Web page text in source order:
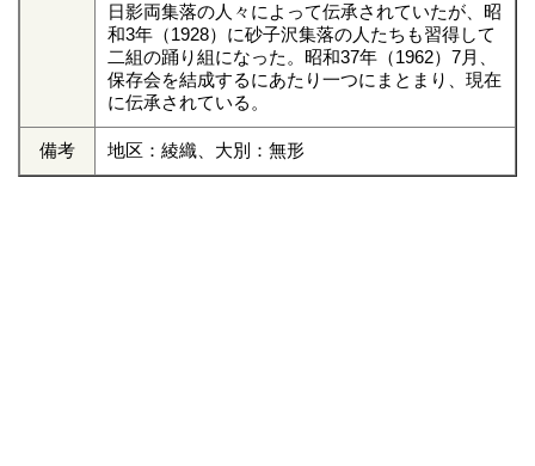
日影両集落の人々によって伝承されていたが、昭
和3年（1928）に砂子沢集落の人たちも習得して
二組の踊り組になった。昭和37年（1962）7月、
保存会を結成するにあたり一つにまとまり、現在
に伝承されている。
備考 地区：綾織、大別：無形